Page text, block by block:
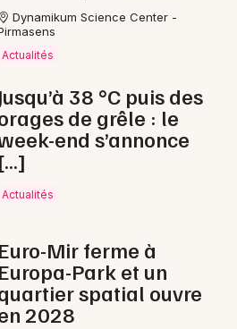
Dynamikum Science Center -
Actualités
Jusqu’à 38 °C puis des
de grêle : le
end s’annonce
[…]
Actualités
Euro-Mir ferme à
Europa-Park et un
spatial ouvre
2028